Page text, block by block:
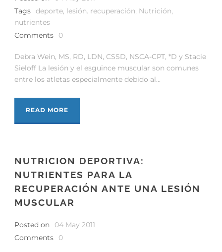
Tags deporte, lesión. recuperación, Nutrición,
nutrientes
Comments
0
Debra Wein, MS, RD, LDN, CSSD, NSCA-CPT, *D y Stacie
Sieloff La lesión y el esguince muscular son comunes
entre los atletas especialmente debido al...
READ MORE
NUTRICION DEPORTIVA:
NUTRIENTES PARA LA
RECUPERACIÓN ANTE UNA LESIÓN
MUSCULAR
Posted on
04 May 2011
Comments
0